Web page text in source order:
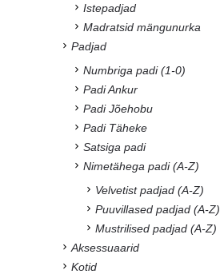
Istepadjad
Madratsid mängunurka
Padjad
Numbriga padi (1-0)
Padi Ankur
Padi Jõehobu
Padi Täheke
Satsiga padi
Nimetähega padi (A-Z)
Velvetist padjad (A-Z)
Puuvillased padjad (A-Z)
Mustrilised padjad (A-Z)
Aksessuaarid
Kotid